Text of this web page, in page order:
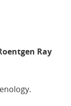
Ray